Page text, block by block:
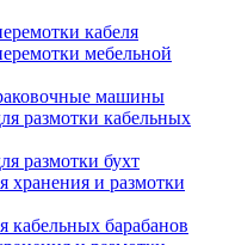
кабеля
мебельной
машины
размотки кабельных
размотки бухт
хранения и размотки
кабельных барабанов